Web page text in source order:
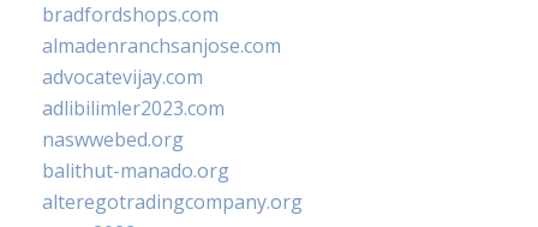
bradfordshops.com
almadenranchsanjose.com
advocatevijay.com
adlibilimler2023.com
naswwebed.org
balithut-manado.org
alteregotradingcompany.org